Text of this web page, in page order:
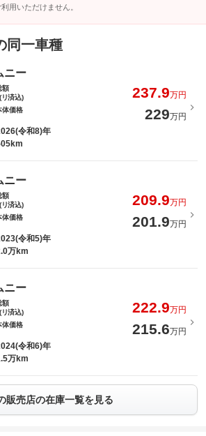
用いただけません。
同一車種
ニー
額
リ済込)
237.9万円
体価格
229万円
令和8)年
ニー
額
リ済込)
209.9万円
体価格
201.9万円
令和5)年
万km
ニー
額
リ済込)
222.9万円
体価格
215.6万円
令和6)年
万km
販売店の在庫一覧を見る